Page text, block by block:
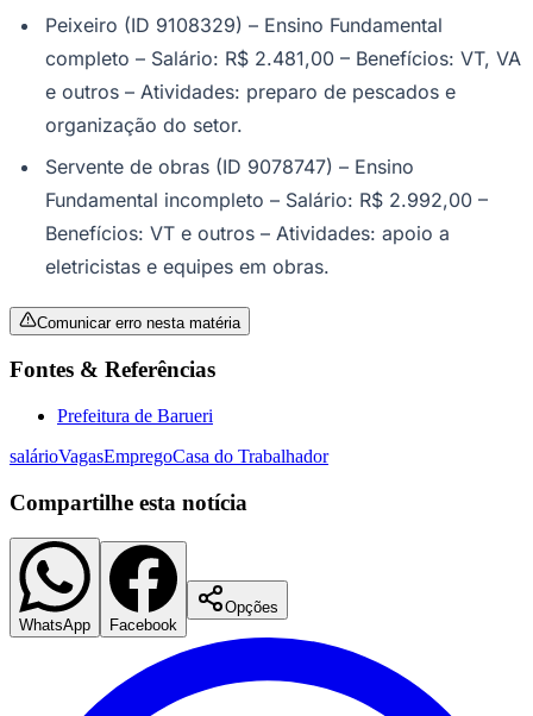
Peixeiro (ID 9108329) – Ensino Fundamental
completo – Salário: R$ 2.481,00 – Benefícios: VT, VA
e outros – Atividades: preparo de pescados e
organização do setor.
Servente de obras (ID 9078747) – Ensino
Fundamental incompleto – Salário: R$ 2.992,00 –
Benefícios: VT e outros – Atividades: apoio a
eletricistas e equipes em obras.
Comunicar erro nesta matéria
Fontes & Referências
Prefeitura de Barueri
salárioVagasEmpregoCasa do Trabalhador
Compartilhe esta notícia
WhatsApp Facebook
Opções